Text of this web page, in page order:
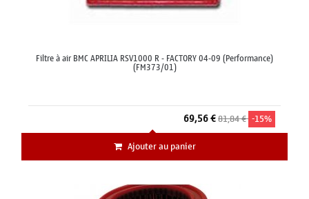
Filtre à air BMC APRILIA RSV1000 R - FACTORY 04-09 (Performance)
(FM373/01)
69,56 €81,84 € -15%
Ajouter au panier